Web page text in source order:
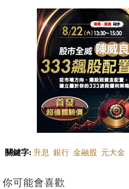
關鍵字: 升息 銀行 金融股 元大金
你可能會喜歡